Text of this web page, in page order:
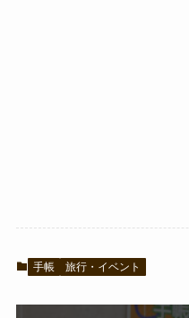
手帳 旅行・イベント